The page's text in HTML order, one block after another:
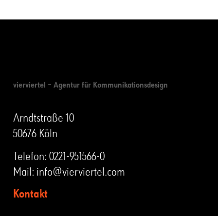
vierviertel – Agentur für Kommunikationsdesign
Arndtstraße 10
50676 Köln
Telefon:0221-951566-0
Mail: info@vierviertel.com
Kontakt